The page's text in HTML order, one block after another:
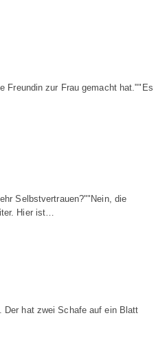
Freundin zur Frau gemacht hat.""Es
Selbstvertrauen?""Nein, die
Hier ist…
Der hat zwei Schafe auf ein Blatt